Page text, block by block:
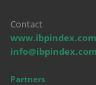
Contact
www.ibpindex.com
info@ibpindex.com
Partners